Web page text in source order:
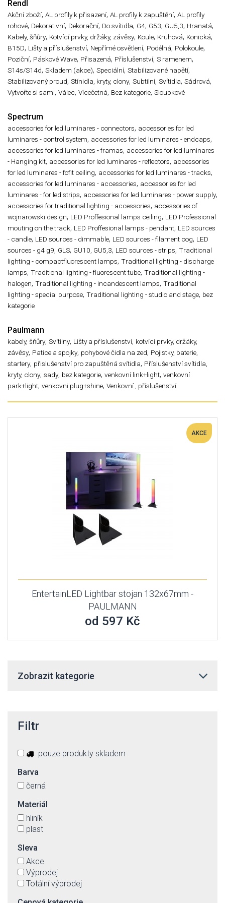
Rendl
Akční zboží, AL profily k přisazení, AL profily k zapuštění, AL profily
rohové, Dekorativní, Dekorační, Do svítidla, G4, G53, GU5,3, Hranatá,
Kabely, šňůry, Kotvící prvky, držáky, závěsy, Koule, Kruhová, Konická,
B15D, Lišty a příslušenství, Nepřímé osvětlení, Podélná, Polokoule,
Poziční, Páskové Wave, Přisazená, Příslušenství, S ramenem,
S14s/S14d, Skladem (akce), Speciální, Stabilizované napětí,
Stabilizovaný proud, Stínidla, kryty, clony, Subtilní, Svítidla, Sádrová,
Vytvořte si sami, Válec, Vícečetná, Bez kategorie, Sloupkové
Spectrum
accessories for led luminares - connectors, accessories for led
luminares - control system, accessories for led luminares - endcaps,
accessories for led luminares - framas, accessories for led luminares
- Hanging kit, accessories for led luminares - reflectors, accessories
for led luminares - fofit ceiling, accessories for led luminares - tracks,
accessories for led luminares - accessories, accessories for led
luminares - for led strips, accessories for led luminares - power supply,
accessories for traditional lighting - accessories, accessories of
wojnarowski design, LED Proffesional lamps ceiling, LED Professional
mouting on the track, LED Proffesional lamps - pendant, LED sources
- candle, LED sources - dimmable, LED sources - filament cog, LED
sources - g4 g9, GLS, GU10, GU5,3, LED sources - strips, Traditional
lighting - compactfluorescent lamps, Traditional lighting - discharge
lamps, Traditional lighting - fluorescent tube, Traditional lighting -
halogen, Traditional lighting - incandescent lamps, Traditional
lighting - special purpose, Traditional lighting - studio and stage, bez
kategorie
Paulmann
kabely, šňůry, Svítilny, Lišty a příslušenství, kotvící prvky, držáky,
závěsy, Patice a spojky, pohybové čidla na zed, Pojistky, baterie,
startery, přislušenství pro zapuštěná svítidla, Příslušenství svítidla,
kryty, clony, sady, bez kategorie, venkovní link+light, venkovní
park+light, venkovni plug+shine, Venkovní , příslušenství
AKCE
EntertainLED Lightbar stojan 132x67mm -
PAULMANN
od 597 Kč
Zobrazit kategorie
Filtr
pouze produkty skladem
Barva
černá
Materiál
hliník
plast
Sleva
Akce
Výprodej
Totální výprodej